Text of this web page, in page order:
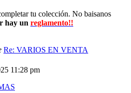
tu colección. No baisanos
hay un reglamento!!
Re: VARIOS EN VENTA
11:28 pm